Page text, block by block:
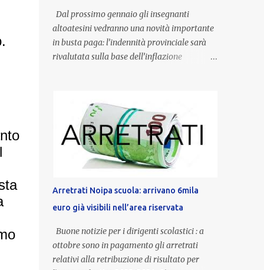
Dal prossimo gennaio gli insegnanti
altoatesini vedranno una novità importante
in busta paga: l’indennità provinciale sarà
rivalutata sulla base dell’inflazione
un’anzianità compresa tra 9 e 20 anni
potranno raggiungere fino a 1.002 euro lordi
annui. Il nuovo contratto provinciale
introduce inoltre un congedo speciale
dedicato alle donne vittime di violenza di
genere, in linea con la normativa nazionale e
con l’obiettivo di offrire maggiore tutela e
supporto in situazioni delicate. L’indennità
provinciale per i docenti è un unicum in
Italia: si tratta di una misura esclusiva della
Provincia autonoma di Bolzano, che integra
Arretrati Noipa scuola: arrivano 6mila
euro già visibili nell’area riservata
Buone notizie per i dirigenti scolastici : a
ottobre sono in pagamento gli arretrati
relativi alla retribuzione di risultato per